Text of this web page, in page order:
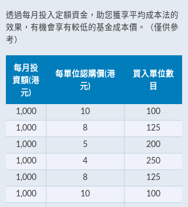
透過每月投入定額資金，助您獲享平均成本法的
效果，有機會享有較低的基金成本價。（僅供參
考）
每月投
資額(港
元)
每單位認購價(港
元)
買入單位數
目
1,000 10
100
1,000
8
125
1,000
5
200
1,000
4
250
1,000
8
125
1,000
10 100